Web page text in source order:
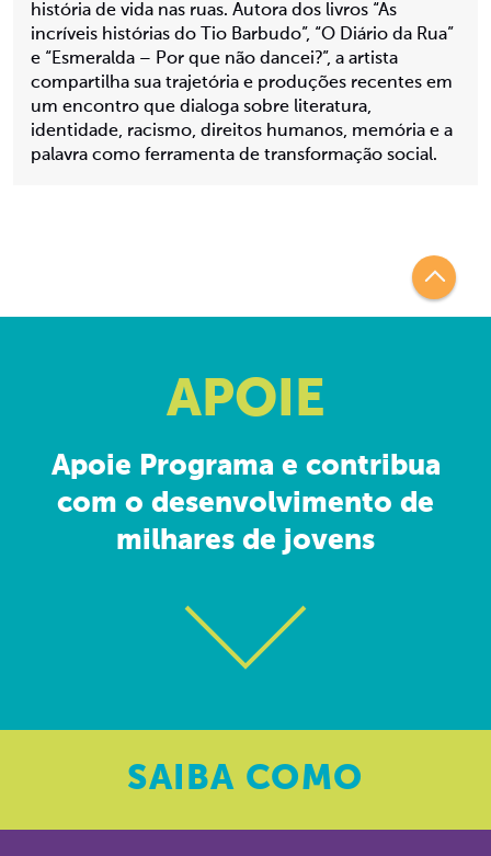
história de vida nas ruas. Autora dos livros “As
incríveis histórias do Tio Barbudo”, “O Diário da Rua”
e “Esmeralda – Por que não dancei?”, a artista
compartilha sua trajetória e produções recentes em
um encontro que dialoga sobre literatura,
identidade, racismo, direitos humanos, memória e a
palavra como ferramenta de transformação social.
APOIE
Apoie Programa e contribua
com o desenvolvimento de
milhares de jovens
SAIBA COMO